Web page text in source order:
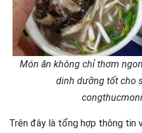
Món ăn không chỉ thơm
dinh dưỡng tốt cho
Trên đây là tổng hợp thông tin